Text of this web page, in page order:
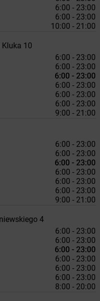
6:00 - 23:00
6:00 - 23:00
10:00 - 21:00
10
6:00 - 23:00
6:00 - 23:00
6:00 - 23:00
6:00 - 23:00
6:00 - 23:00
6:00 - 23:00
9:00 - 21:00
6:00 - 23:00
6:00 - 23:00
6:00 - 23:00
6:00 - 23:00
6:00 - 23:00
6:00 - 23:00
9:00 - 21:00
4
6:00 - 23:00
6:00 - 23:00
6:00 - 23:00
6:00 - 23:00
6:00 - 23:00
6:00 - 23:00
8:00 - 20:00